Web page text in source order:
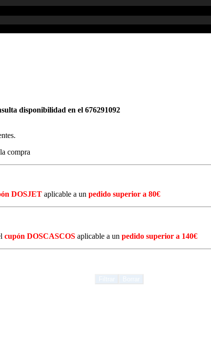
disponibilidad en el 676291092
compra
DOSJET aplicable a un pedido superior a 80€
cupón DOSCASCOS aplicable a un pedido superior a 140€